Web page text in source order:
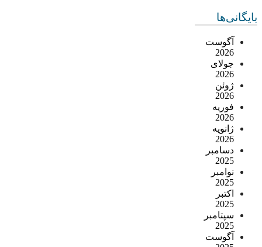
بایگانی‌ها
آگوست
2026
جولای
2026
ژوئن
2026
فوریه
2026
ژانویه
2026
دسامبر
2025
نوامبر
2025
اکتبر
2025
سپتامبر
2025
آگوست